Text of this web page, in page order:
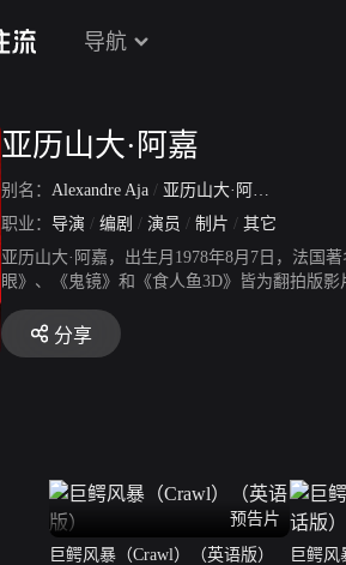
导航
亚历山大·阿嘉
别名： Alexandre Aja / 亚历山大·阿加
职业： 导演 / 编剧 / 演员 / 制片 / 其它
亚历山大·阿嘉，出生月1978年8月7日，法国
眼》、《鬼镜》和《食人鱼3D》皆为翻拍版
以翻拍为主，但绝对不会拍第二部，这是亚
相比，娱乐性比较强，而最主要的就是都是着
分享
预告片
巨鳄风暴（Crawl）（英语版）
巨鳄风